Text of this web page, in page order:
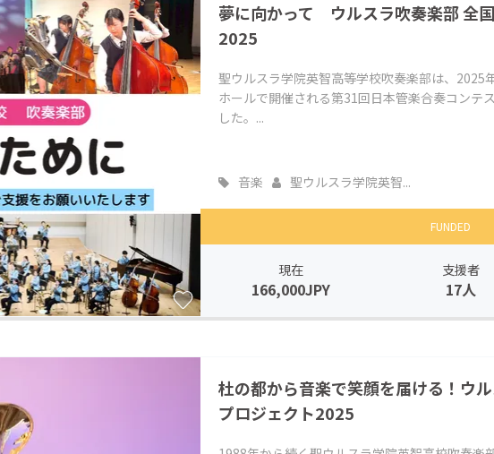
夢に向かって ウルスラ吹奏楽部 全
2025
聖ウルスラ学院英智高等学校吹奏楽部は、2025
ホールで開催される第31回日本管楽合奏コンテ
した。...
音楽 聖ウルスラ学院英智...
FUNDED
現在
166,000JPY
支援者
17人
杜の都から音楽で笑顔を届ける！ウ
プロジェクト2025